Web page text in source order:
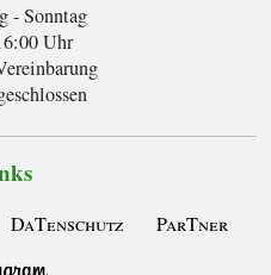
- Sonntag
Uhr
DaTenschutz ParTner